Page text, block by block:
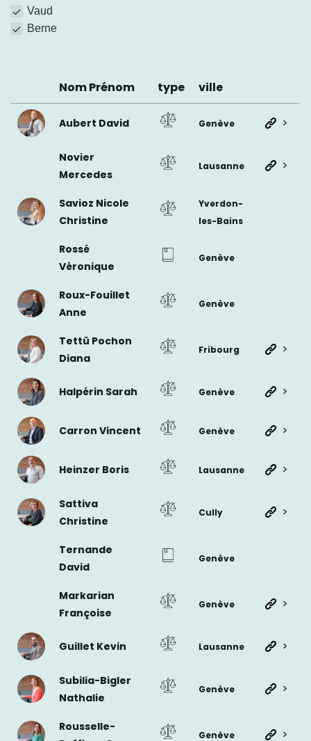
Vaud
Berne
Nom Prénom type ville
Aubert David Genève >
Novier
Mercedes
Lausanne >
Savioz Nicole
Christine
Yverdon-
les-Bains
Rossé
Véronique
Genève
Roux-Fouillet
Anne
Genève
Tettü Pochon
Diana
Fribourg >
Halpérin Sarah Genève >
Carron Vincent Genève >
Heinzer Boris Lausanne >
Sattiva
Christine
Cully >
Ternande
David
Genève
Markarian
Françoise
Genève >
Guillet Kevin Lausanne >
Subilia-Bigler
Nathalie
Genève >
Rousselle-
Genève >